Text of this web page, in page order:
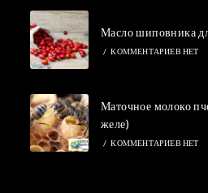
Масло шиповника
/ КОММЕНТАРИЕВ НЕТ
Маточное молоко
желе)
/ КОММЕНТАРИЕВ НЕТ